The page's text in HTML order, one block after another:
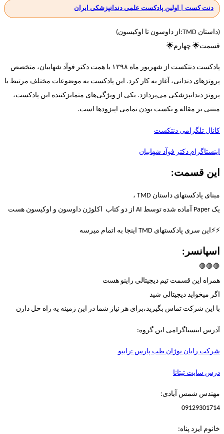
دنت کست | اولین پادکست علمی دندانپزشکی ایران
(داستان TMD:از داوسون تا اوکیسون)
قسمت🌟 چهارم🌟
پادکست دنتکست از شهریور ماه ۱۳۹۸ با همت دکتر فوآد شهابیان، متخصص
پروتزهای دندانی، آغاز به کار کرد. این پادکست به موضوعات مختلف مرتبط با
پروتز دندانپزشکی می‌پردازد. یکی از ویژگی‌های متمایزکننده این پادکست،
مبتنی بر مقاله و تکست بودن تمامی اپیزودها است.
کانال تلگرامی دنتکست
اینستاگرام دکتر فوآد شهابیان
این قسمت:
مبنای پادکستهای داستان TMD ،
یک Paper آماده شده توسط AI از دو کتاب اکلوژن داوسون و ا‌وکیسون هست
⚡️⚡️این سری پادکستهای TMD اینجا به اتمام میرسه
اسپانسر:
🛑🛑🛑
همراه این قسمت تیم دیجیتالی راینو هست
اگر میخواید دیجیتالی شید
با این شرکت تماس بگیرید،برای هر نیاز شما در این زمینه یه راه حل دارن
آدرس اینستاگرامی این گروه:
شرکت رایان نوژان طب پارس :راینو
درس سایت تیتانا
مهندس شمس آبادی:
09129301714
خانوم ایزد پناه: